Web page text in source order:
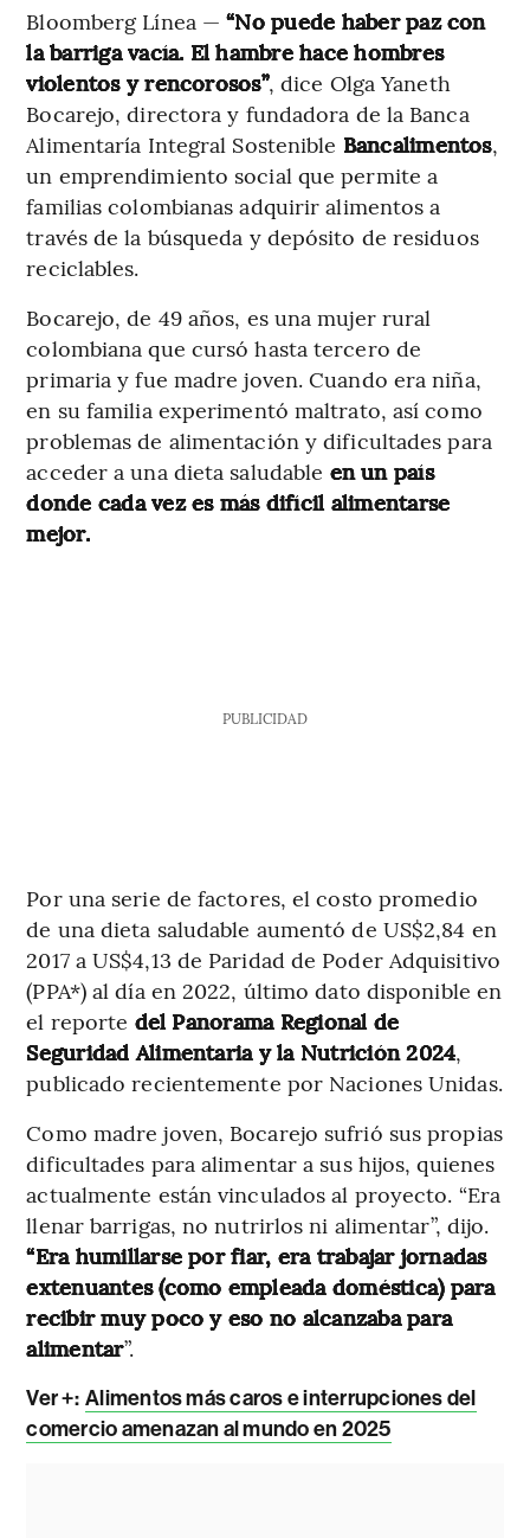
Bloomberg Línea —“No puede haber paz con
la barriga vacía. El hambre hace hombres
violentos y rencorosos”, dice Olga Yaneth
Bocarejo, directora y fundadora de la Banca
Alimentaría Integral Sostenible Bancalimentos,
un emprendimiento social que permite a
familias colombianas adquirir alimentos a
través de la búsqueda y depósito de residuos
reciclables.
Bocarejo, de 49 años, es una mujer rural
colombiana que cursó hasta tercero de
primaria y fue madre joven. Cuando era niña,
en su familia experimentó maltrato, así como
problemas de alimentación y dificultades para
acceder a una dieta saludable en un país
donde cada vez es más difícil alimentarse
mejor.
PUBLICIDAD
Por una serie de factores, el costo promedio
de una dieta saludable aumentó de US$2,84 en
2017 a US$4,13 de Paridad de Poder Adquisitivo
(PPA*) al día en 2022, último dato disponible en
el reporte del Panorama Regional de
Seguridad Alimentaria y la Nutrición 2024,
publicado recientemente por Naciones Unidas.
Como madre joven, Bocarejo sufrió sus propias
dificultades para alimentar a sus hijos, quienes
actualmente están vinculados al proyecto. “Era
llenar barrigas, no nutrirlos ni alimentar”, dijo.
“Era humillarse por fiar, era trabajar jornadas
extenuantes (como empleada doméstica) para
recibir muy poco y eso no alcanzaba para
alimentar”.
Ver +: Alimentos más caros e interrupciones del
comercio amenazan al mundo en 2025